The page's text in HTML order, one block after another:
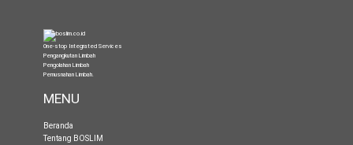
One-stop Integrated Services
Pengangkutan Limbah
Pengolahan Limbah
Pemusnahan Limbah.
MENU
Beranda
Tentang BOSLIM